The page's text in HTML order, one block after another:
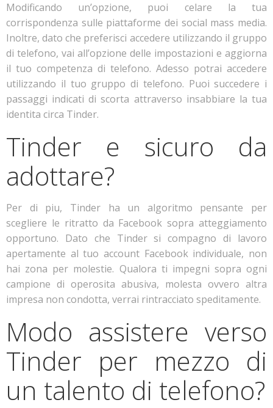
Modificando un’opzione, puoi celare la tua
corrispondenza sulle piattaforme dei social mass media.
Inoltre, dato che preferisci accedere utilizzando il gruppo
di telefono, vai all’opzione delle impostazioni e aggiorna
il tuo competenza di telefono. Adesso potrai accedere
utilizzando il tuo gruppo di telefono. Puoi succedere i
passaggi indicati di scorta attraverso insabbiare la tua
identita circa Tinder.
Tinder e sicuro da
adottare?
Per di piu, Tinder ha un algoritmo pensante per
scegliere le ritratto da Facebook sopra atteggiamento
opportuno. Dato che Tinder si compagno di lavoro
apertamente al tuo account Facebook individuale, non
hai zona per molestie. Qualora ti impegni sopra ogni
campione di operosita abusiva, molesta ovvero altra
impresa non condotta, verrai rintracciato speditamente.
Modo assistere verso
Tinder per mezzo di
un talento di telefono?